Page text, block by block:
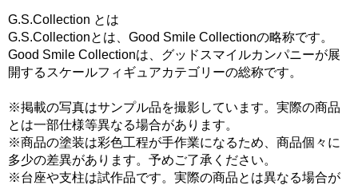
G.S.Collection とは
G.S.Collectionとは、Good Smile Collectionの略称です。
Good Smile Collectionは、グッドスマイルカンパニーが展
開するスケールフィギュアカテゴリーの総称です。
※掲載の写真はサンプル品を撮影しています。実際の商品
とは一部仕様等異なる場合があります。
※商品の塗装は彩色工程が手作業になるため、商品個々に
多少の差異があります。予めご了承ください。
※台座や支柱は試作品です。実際の商品とは異なる場合が